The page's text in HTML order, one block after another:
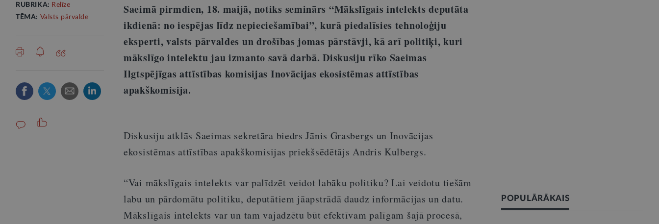
RUBRIKA: Relīze
TĒMA: Valsts pārvalde
Saeimā pirmdien, 18. maijā, notiks seminārs “Mākslīgais intelekts deputāta
ikdienā: no iespējas līdz nepieciešamībai”, kurā piedalīsies tehnoloģiju
eksperti, valsts pārvaldes un drošības jomas pārstāvji, kā arī politiķi, kuri
mākslīgo intelektu jau izmanto savā darbā. Diskusiju rīko Saeimas
Ilgtspējīgas attīstības komisijas Inovācijas ekosistēmas attīstības
apakškomisija.
Diskusiju atklās Saeimas sekretāra biedrs Jānis Grasbergs un Inovācijas
ekosistēmas attīstības apakškomisijas priekšsēdētājs Andris Kulbergs.
“Vai mākslīgais intelekts var palīdzēt veidot labāku politiku? Lai veidotu tiešām
labu un pārdomātu politiku, deputātiem jāapstrādā daudz informācijas un datu.
Mākslīgais intelekts var un tam vajadzētu būt efektīvam palīgam šajā procesā,
POPULĀRĀKAIS